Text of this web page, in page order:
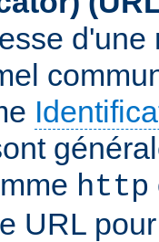
http
URL